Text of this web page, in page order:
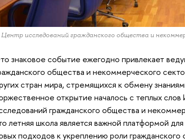
исследований гражданского общества и
знаковое событие ежегодно привлекает
общества и некоммерческого
стран мира, стремящихся к обмену
открытие началось с теплых
гражданского общества и
летняя школа является важной платформой
подходов к укреплению роли